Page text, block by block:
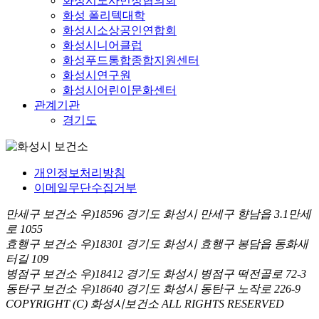
화성 폴리텍대학
화성시소상공인연합회
화성시니어클럽
화성푸드통합종합지원센터
화성시연구원
화성시어린이문화센터
관계기관
경기도
개인정보처리방침
이메일무단수집거부
만세구 보건소 우)18596 경기도 화성시 만세구 향남읍 3.1만세
로 1055
효행구 보건소 우)18301 경기도 화성시 효행구 봉담읍 동화새
터길 109
병점구 보건소 우)18412 경기도 화성시 병점구 떡전골로 72-3
동탄구 보건소 우)18640 경기도 화성시 동탄구 노작로 226-9
COPYRIGHT (C) 화성시보건소 ALL RIGHTS RESERVED